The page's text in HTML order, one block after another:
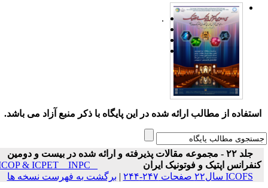
.
استفاده از مطالب ارائه شده در این پایگاه با ذکر منبع آزاد می باشد.
جلد ۲۲ - مجموعه مقالات پذیرفته و ارائه شده در بیست و دومین
کنفرانس اپتیک و فوتونیک ایران
ICOP & ICPET _ INPC _
ICOFS سال۲۲ صفحات ۲۴۷-۲۴۴
|برگشت به فهرست نسخه ها